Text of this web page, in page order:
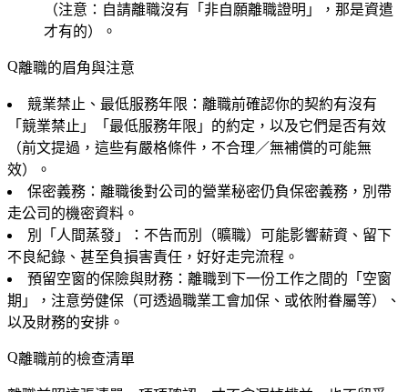
（注意：自請離職沒有「非自願離職證明」，那是資遣
才有的）。
離職的眉角與注意
競業禁止、最低服務年限 ：離職前確認你的契約有沒有
「競業禁止」「最低服務年限」的約定，以及它們是否有效
（前文提過，這些有嚴格條件，不合理／無補償的可能無
效）。
保密義務 ：離職後對公司的營業秘密仍負保密義務，別帶
走公司的機密資料。
別「人間蒸發」
：不告而別（曠職）可能影響薪資、留下
不良紀錄、甚至負損害責任，好好走完流程。
預留空窗的保險與財務 ：離職到下一份工作之間的「空窗
期」，注意勞健保（可透過職業工會加保、或依附眷屬等）、
以及財務的安排。
離職前的檢查清單